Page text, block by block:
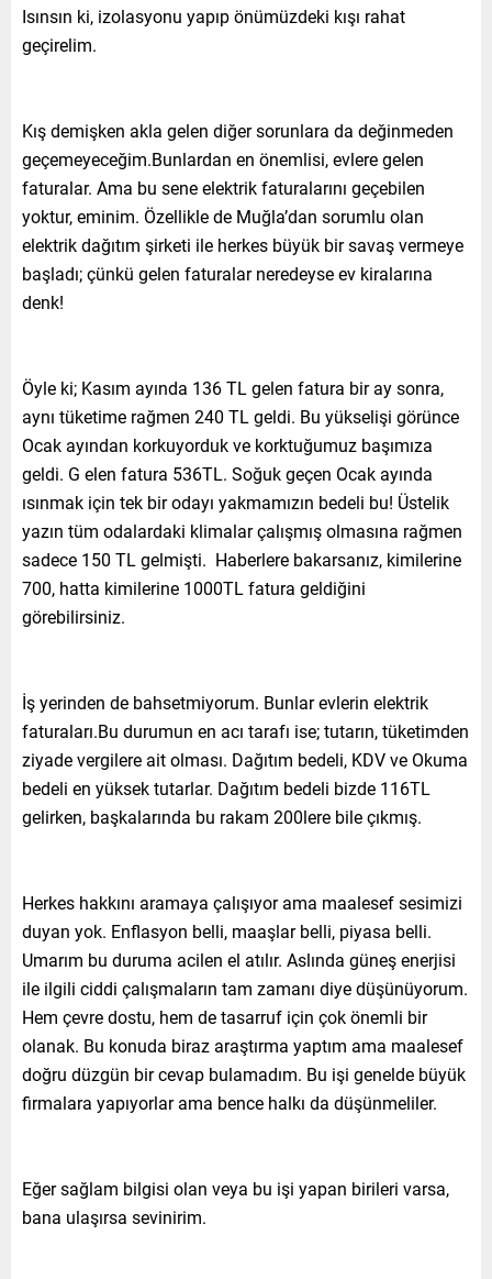
Isınsın ki, izolasyonu yapıp önümüzdeki kışı rahat
geçirelim.
Kış demişken akla gelen diğer sorunlara da değinmeden
geçemeyeceğim.Bunlardan en önemlisi, evlere gelen
faturalar. Ama bu sene elektrik faturalarını geçebilen
yoktur, eminim. Özellikle de Muğla’dan sorumlu olan
elektrik dağıtım şirketi ile herkes büyük bir savaş vermeye
başladı; çünkü gelen faturalar neredeyse ev kiralarına
denk!
Öyle ki; Kasım ayında 136 TL gelen fatura bir ay sonra,
aynı tüketime rağmen 240 TL geldi. Bu yükselişi görünce
Ocak ayından korkuyorduk ve korktuğumuz başımıza
geldi. G elen fatura 536TL. Soğuk geçen Ocak ayında
ısınmak için tek bir odayı yakmamızın bedeli bu! Üstelik
yazın tüm odalardaki klimalar çalışmış olmasına rağmen
sadece 150 TL gelmişti. Haberlere bakarsanız, kimilerine
700, hatta kimilerine 1000TL fatura geldiğini
görebilirsiniz.
İş yerinden de bahsetmiyorum. Bunlar evlerin elektrik
faturaları.Bu durumun en acı tarafı ise; tutarın, tüketimden
ziyade vergilere ait olması. Dağıtım bedeli, KDV ve Okuma
bedeli en yüksek tutarlar. Dağıtım bedeli bizde 116TL
gelirken, başkalarında bu rakam 200lere bile çıkmış.
Herkes hakkını aramaya çalışıyor ama maalesef sesimizi
duyan yok. Enflasyon belli, maaşlar belli, piyasa belli.
Umarım bu duruma acilen el atılır. Aslında güneş enerjisi
ile ilgili ciddi çalışmaların tam zamanı diye düşünüyorum.
Hem çevre dostu, hem de tasarruf için çok önemli bir
olanak. Bu konuda biraz araştırma yaptım ama maalesef
doğru düzgün bir cevap bulamadım. Bu işi genelde büyük
firmalara yapıyorlar ama bence halkı da düşünmeliler.
Eğer sağlam bilgisi olan veya bu işi yapan birileri varsa,
bana ulaşırsa sevinirim.